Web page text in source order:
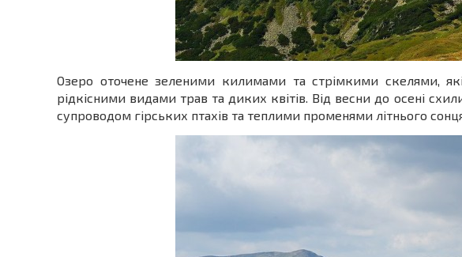
Озеро оточене зеленими килимами та стрімкими скелями,
рідкісними видами трав та диких квітів. Від весни до осені
супроводом гірських птахів та теплими променями літнього